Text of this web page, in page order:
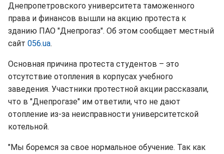
Днепропетровского университета таможенного
права и финансов вышли на акцию протеста к
зданию ПАО "Днепрогаз". Об этом сообщает местный
сайт 056.ua.
Основная причина протеста студентов – это
отсутствие отопления в корпусах учебного
заведения. Участники протестной акции рассказали,
что в "Днепрогазе" им ответили, что не дают
отопление из-за неисправности университетской
котельной.
"Мы боремся за свое нормальное обучение. Так как